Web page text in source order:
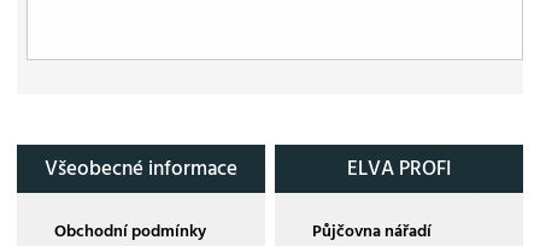
Všeobecné informace
Obchodní podmínky
ELVA PROFI
Půjčovna nářadí